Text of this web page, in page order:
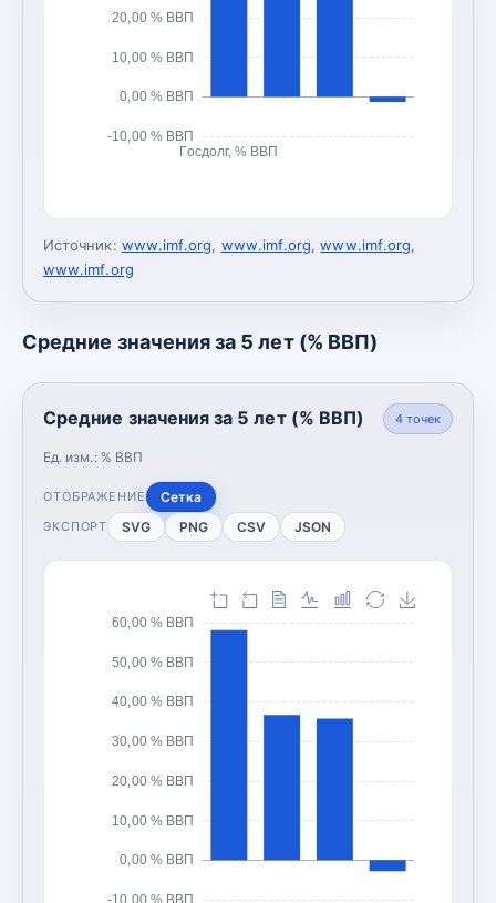
-10,00 % ВВП
0,00 % ВВП
10,00 % ВВП
20,00 % ВВП
Госдолг, % ВВП
Источник: www.imf.org, www.imf.org,www.imf.org,
www.imf.org
Средние значения за 5 лет (% ВВП)
Средние значения за 5 лет (% ВВП)
Ед. изм.: % ВВП
4точек
ОТОБРАЖЕНИЕ Сетка
ЭКСПОРТ SVG PNG CSV JSON
-10,00 % ВВП
0,00 % ВВП
10,00 % ВВП
20,00 % ВВП
30,00 % ВВП
40,00 % ВВП
50,00 % ВВП
60,00 % ВВП